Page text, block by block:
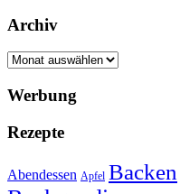
Archiv
Archiv
Werbung
Rezepte
Abendessen Apfel Backen